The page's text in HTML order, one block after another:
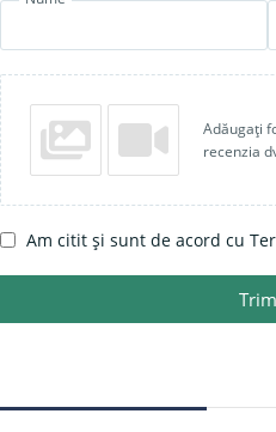
Adăugați
recenzia
Am citit și sunt de acord cu